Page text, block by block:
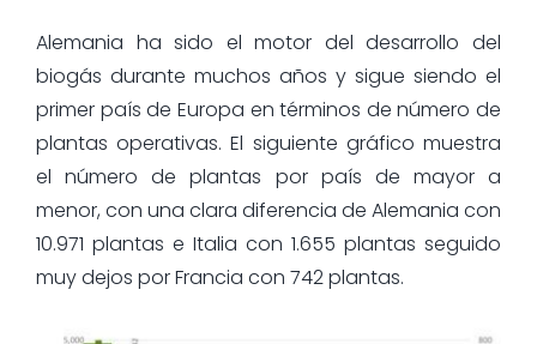
Alemania ha sido el motor del desarrollo del
biogás durante muchos años y sigue siendo el
primer país de Europa en términos de número de
plantas operativas. El siguiente gráfico muestra
el número de plantas por país de mayor a
menor, con una clara diferencia de Alemania con
10.971 plantas e Italia con 1.655 plantas seguido
muy dejos por Francia con 742 plantas.